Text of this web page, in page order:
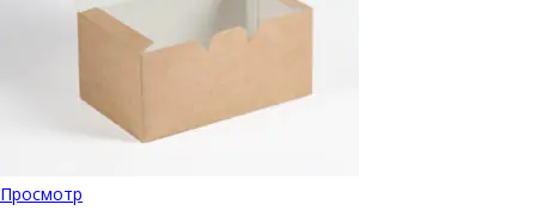
Просмотр